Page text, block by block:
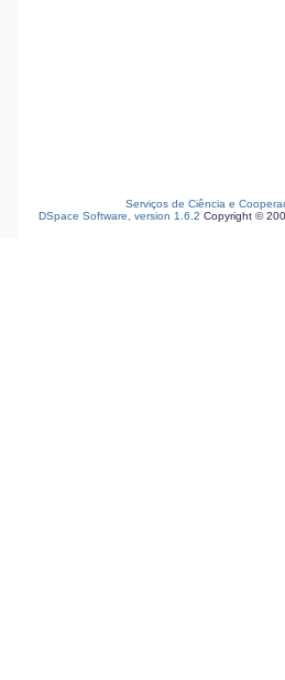
Serviços de Ciência e
DSpace Software, version 1.6.2 Copyright ©